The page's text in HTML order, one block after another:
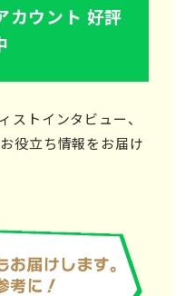
カウント 好評
ストインタビュー、
役立ち情報をお届け